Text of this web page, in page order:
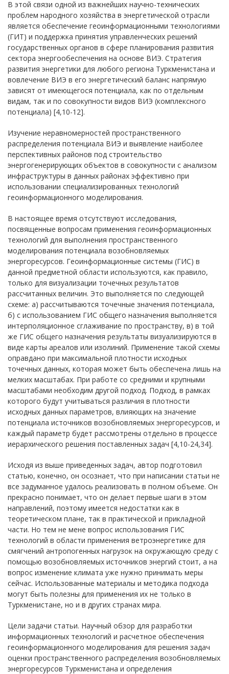
В этой связи одной из важнейших научно-технических
проблем народного хозяйства в энергетической отрасли
является обеспечение геоинформационными технологиями
(ГИТ) и поддержка принятия управленческих решений
государственных органов в сфере планирования развития
сектора энергообеспечения на основе ВИЭ. Стратегия
развития энергетики для любого региона Туркменистана и
вовлечение ВИЭ в его энергетический баланс напрямую
зависят от имеющегося потенциала, как по отдельным
видам, так и по совокупности видов ВИЭ (комплексного
потенциала) [4,10-12].
Изучение неравномерностей пространственного
распределения потенциала ВИЭ и выявление наиболее
перспективных районов под строительство
энергогенерирующих объектов в совокупности с анализом
инфраструктуры в данных районах эффективно при
использовании специализированных технологий
геоинформационного моделирования.
В настоящее время отсутствуют исследования,
посвященные вопросам применения геоинформационных
технологий для выполнения пространственного
моделирования потенциала возобновляемых
энергоресурсов. Геоинформационные системы (ГИС) в
данной предметной области используются, как правило,
только для визуализации точечных результатов
рассчитанных величин. Это выполняется по следующей
схеме: а) рассчитываются точечные значения потенциала,
б) с использованием ГИС общего назначения выполняется
интерполяционное сглаживание по пространству, в) в той
же ГИС общего назначения результаты визуализируются в
виде карты ареалов или изолиний. Применение такой схемы
оправдано при максимальной плотности исходных
точечных данных, которая может быть обеспечена лишь на
мелких масштабах. При работе со средними и крупными
масштабами необходим другой подход. Подход, в рамках
которого будут учитываться различия в плотности
исходных данных параметров, влияющих на значение
потенциала источников возобновляемых энергоресурсов, и
каждый параметр будет рассмотрены отдельно в процессе
иерархического решения поставленных задач [4,10-24,34].
Исходя из выше приведенных задач, автор подготовил
статью, конечно, он осознает, что при написании статьи не
все задуманное удалось реализовать в полном объеме. Он
прекрасно понимает, что он делает первые шаги в этом
направлений, поэтому имеется недостатки как в
теоретическом плане, так в практической и прикладной
части. Но тем не мене вопрос использования ГИС
технологий в области применения ветроэнергетике для
смягчений антропогенных нагрузок на окружающую среду с
помощью возобновляемых источников энергий стоит, а на
вопрос изменение климата уже нужно принимать меры
сейчас. Использованные материалы и методика подхода
могут быть полезны для применения их не только в
Туркменистане, но и в других странах мира.
Цели задачи статьи. Научный обзор для разработки
информационных технологий и расчетное обеспечения
геоинформационного моделирования для решения задач
оценки пространственного распределения возобновляемых
энергоресурсов Туркменистана и определения